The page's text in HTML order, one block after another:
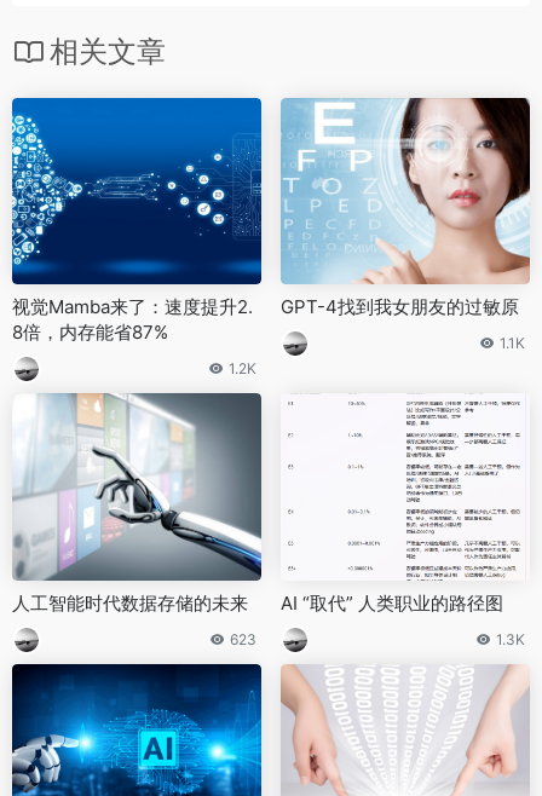
相关文章
视觉Mamba来了：速度提升2.
8倍，内存能省87%
1.2K
GPT-4找到我女朋友的过敏原
1.1K
人工智能时代数据存储的未来
623
AI “取代” 人类职业的路径图
1.3K